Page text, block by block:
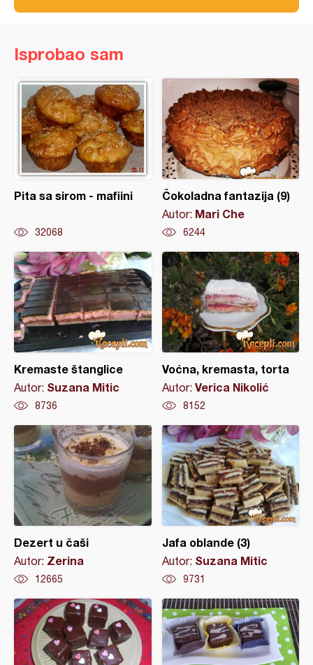
Isprobao sam
Pita sa sirom - mafiini
32068
Čokoladna fantazija (9)
Autor: Mari Che
6244
Kremaste štanglice
Autor: Suzana Mitic
8736
Voćna, kremasta, torta
Autor: Verica Nikolić
8152
Dezert u čaši
Autor: Zerina
12665
Jafa oblande (3)
Autor: Suzana Mitic
9731